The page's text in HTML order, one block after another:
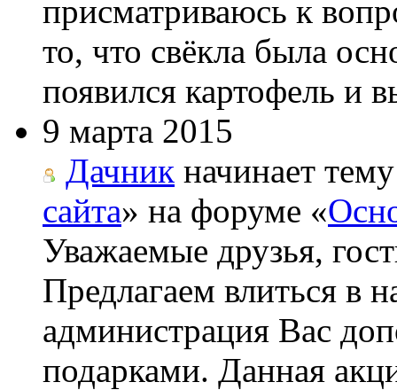
присматриваюсь к
то, что свёкла была
появился картофель и
9 марта 2015
Дачник начинает
сайта» на форуме «
Уважаемые друзья,
Предлагаем влиться в
администрация Вас
подарками. Данная